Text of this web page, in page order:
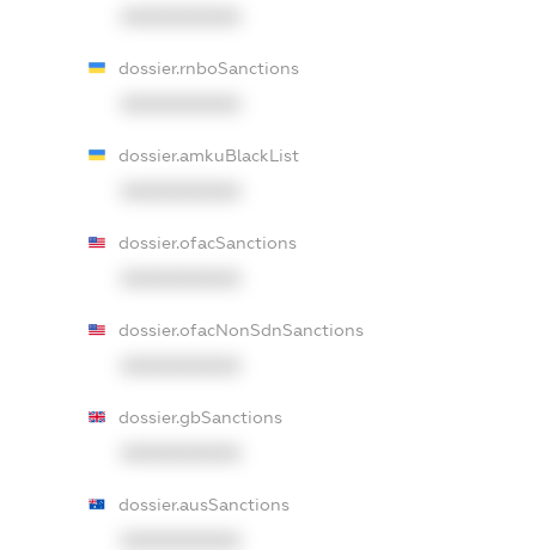
dossier.rnboSanctions
dossier.amkuBlackList
dossier.ofacSanctions
dossier.ofacNonSdnSanctions
dossier.gbSanctions
dossier.ausSanctions